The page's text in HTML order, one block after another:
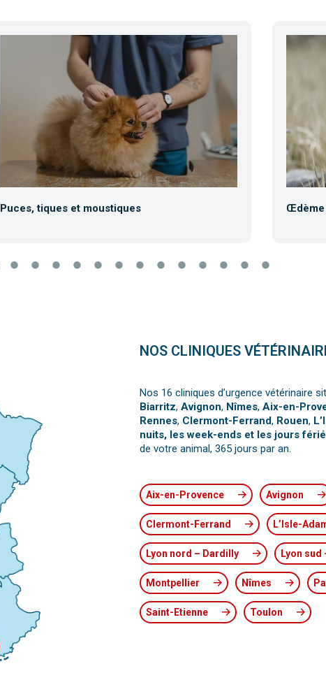
Puces, tiques et moustiques Œdème
NOS CLINIQUES
Nos 16 cliniques d’urgence vétérinaire
Biarritz, Avignon, Nîmes, Aix-en-
Rennes, Clermont-Ferrand, Rouen,
nuits, les week-ends et les jours
de votre animal, 365 jours par an.
Aix-en-Provence Avignon
Clermont-Ferrand L’Isle-
Lyon nord – Dardilly Lyon
Montpellier Nîmes
Saint-Etienne Toulon